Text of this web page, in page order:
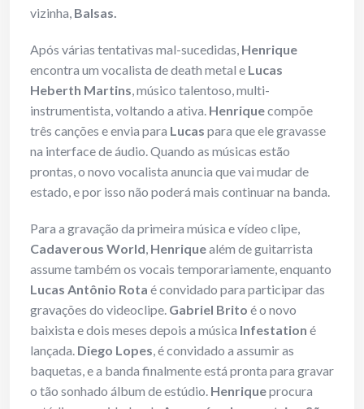
vizinha, Balsas.
Após várias tentativas mal-sucedidas, Henrique
encontra um vocalista de death metal e Lucas
Heberth Martins, músico talentoso, multi-
instrumentista, voltando a ativa. Henriquecompõe
três canções e envia para Lucas para que ele gravasse
na interface de áudio. Quando as músicas estão
prontas, o novo vocalista anuncia que vai mudar de
estado, e por isso não poderá mais continuar na banda.
Para a gravação da primeira música e vídeo clipe,
Cadaverous World, Henriquealém de guitarrista
assume também os vocais temporariamente, enquanto
Lucas Antônio Rota é convidado para participar das
gravações do videoclipe. Gabriel Brito é o novo
baixista e dois meses depois a música Infestation é
lançada. Diego Lopes, é convidado a assumir as
baquetas, e a banda finalmente está pronta para gravar
o tão sonhado álbum de estúdio. Henriqueprocura